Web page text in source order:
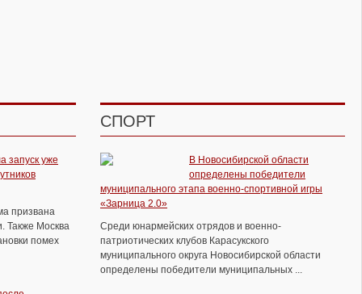
испытательную станцию до конца 2021
года
запуск уже
призвана
Также Москва
помех
СПОРТ
В Новосибирской области
определены победители
муниципального этапа военно-спортивной игры
«Зарница 2.0»
Среди юнармейских отрядов и военно-
патриотических клубов Карасукского
муниципального округа Новосибирской области
определены победители муниципальных ...